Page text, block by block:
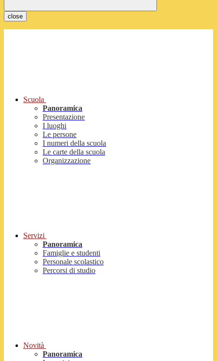
close
Scuola
Panoramica
Presentazione
I luoghi
Le persone
I numeri della scuola
Le carte della scuola
Organizzazione
Servizi
Panoramica
Famiglie e studenti
Personale scolastico
Percorsi di studio
Novità
Panoramica